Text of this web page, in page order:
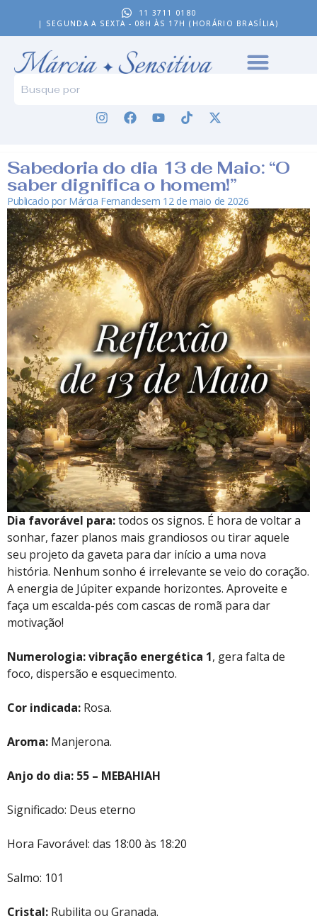
11 3711 0180
| SEGUNDA A SEXTA - 08H ÀS 17H (HORÁRIO BRASÍLIA)
Sabedoria do dia 13 de Maio: “O
saber dignifica o homem!”
Publicado porMárcia Fernandesem 12 de maio de 2026
Dia favorável para:todos os signos. É hora de voltar a
sonhar, fazer planos mais grandiosos ou tirar aquele
seu projeto da gaveta para dar início a uma nova
história. Nenhum sonho é irrelevante se veio do coração.
A energia de Júpiter expande horizontes. Aproveite e
faça um escalda-pés com cascas de romã para dar
motivação!
Numerologia:vibração energética 1, gera falta de
foco, dispersão e esquecimento.
Cor indicada: Rosa.
Aroma: Manjerona.
Anjo do dia: 55 – MEBAHIAH
Significado: Deus eterno
Hora Favorável: das 18:00 às 18:20
Salmo: 101
Cristal: Rubilita ou Granada.